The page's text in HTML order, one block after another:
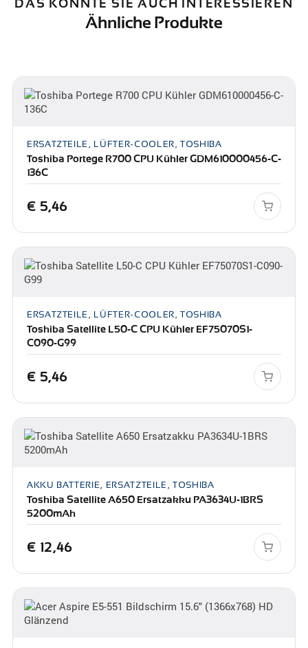
DAS KÖNNTE SIE AUCH INTERESSIEREN
Ähnliche Produkte
ERSATZTEILE, LÜFTER-COOLER, TOSHIBA
Toshiba Portege R700 CPU Kühler GDM610000456-C-
136C
€ 5,46
ERSATZTEILE, LÜFTER-COOLER, TOSHIBA
Toshiba Satellite L50-C CPU Kühler EF75070S1-
C090-G99
€ 5,46
AKKU BATTERIE, ERSATZTEILE, TOSHIBA
Toshiba Satellite A650 Ersatzakku PA3634U-1BRS
5200mAh
€ 12,46